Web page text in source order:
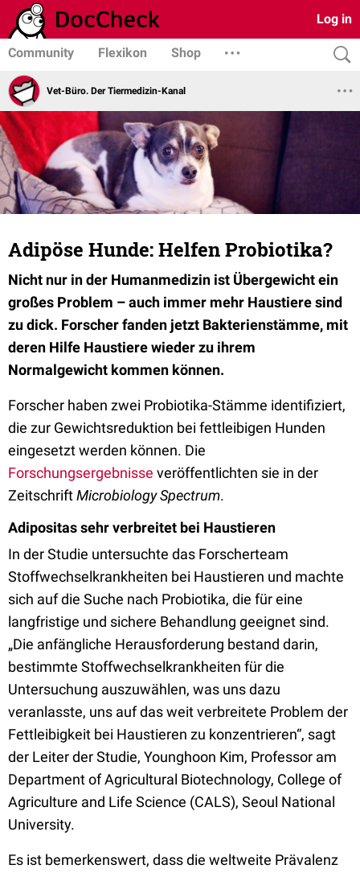
Log in
Community Flexikon Shop
Vet-Büro. Der Tiermedizin-Kanal
Adipöse Hunde: Helfen Probiotika?
Nicht nur in der Humanmedizin ist Übergewicht ein
großes Problem – auch immer mehr Haustiere sind
zu dick. Forscher fanden jetzt Bakterienstämme, mit
deren Hilfe Haustiere wieder zu ihrem
Normalgewicht kommen können.
Forscher haben zwei Probiotika-Stämme identifiziert,
die zur Gewichtsreduktion bei fettleibigen Hunden
eingesetzt werden können. Die
Forschungsergebnisse veröffentlichten sie in der
ZeitschriftMicrobiology Spectrum.
Adipositas sehr verbreitet bei Haustieren
In der Studie untersuchte das Forscherteam
Stoffwechselkrankheiten bei Haustieren und machte
sich auf die Suche nach Probiotika, die für eine
langfristige und sichere Behandlung geeignet sind.
„Die anfängliche Herausforderung bestand darin,
bestimmte Stoffwechselkrankheiten für die
Untersuchung auszuwählen, was uns dazu
veranlasste, uns auf das weit verbreitete Problem der
Fettleibigkeit bei Haustieren zu konzentrieren“, sagt
der Leiter der Studie, Younghoon Kim, Professor am
Department of Agricultural Biotechnology, College of
Agriculture and Life Science (CALS), Seoul National
University.
Es ist bemerkenswert, dass die weltweite Prävalenz